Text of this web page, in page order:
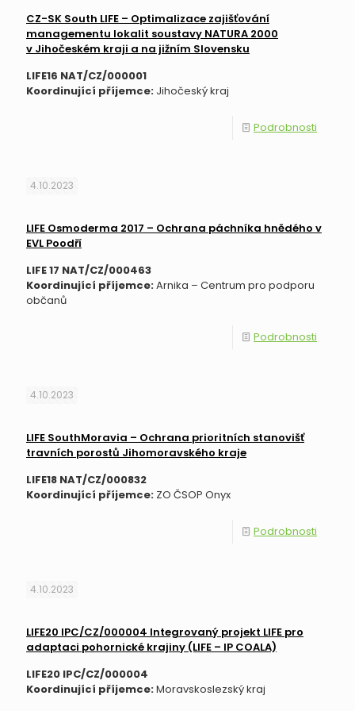
CZ-SK South LIFE – Optimalizace zajišťování
managementu lokalit soustavy NATURA 2000
v Jihočeském kraji a na jižním Slovensku
LIFE16 NAT/CZ/000001
Koordinující příjemce: Jihočeský kraj
Podrobnosti
4.10.2023
LIFE Osmoderma 2017 – Ochrana páchníka hnědého v
EVL Poodří
LIFE 17 NAT/CZ/000463
Koordinující příjemce:Arnika – Centrum pro podporu
občanů
Podrobnosti
4.10.2023
LIFE SouthMoravia – Ochrana prioritních stanovišť
travních porostů Jihomoravského kraje
LIFE18 NAT/CZ/000832
Koordinující příjemce: ZO ČSOP Onyx
Podrobnosti
4.10.2023
LIFE20 IPC/CZ/000004 Integrovaný projekt LIFE pro
adaptaci pohornické krajiny (LIFE – IP COALA)
LIFE20 IPC/CZ/000004
Koordinující příjemce:Moravskoslezský kraj